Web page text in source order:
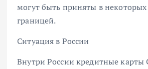
могут быть приняты в некоторых
границей.
Ситуация в России
Внутри России кредитные карты